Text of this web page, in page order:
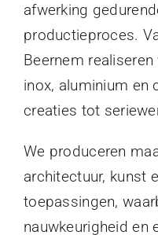
afwerking
productieproces.
Beernem
inox, aluminium en
creaties tot
We produceren
architectuur, kunst
toepassingen,
nauwkeurigheid en